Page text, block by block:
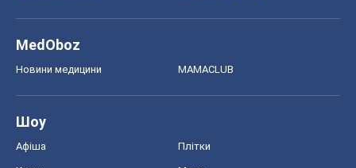
MedOboz
Новини медицини MAMACLUB
Шоу
Афіша Плітки